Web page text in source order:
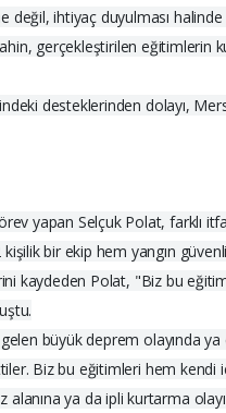
ihtiyaç duyulması halinde
gerçekleştirilen eğitimlerin
desteklerinden dolayı,
yapan Selçuk Polat, farklı
bir ekip hem yangın
kaydeden Polat, "Biz bu
büyük deprem olayında
Biz bu eğitimleri hem kendi
ya da ipli kurtarma